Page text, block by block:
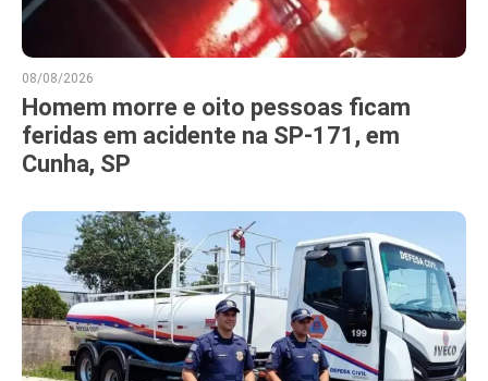
08/08/2026
Homem morre e oito pessoas ficam
feridas em acidente na SP-171, em
Cunha, SP